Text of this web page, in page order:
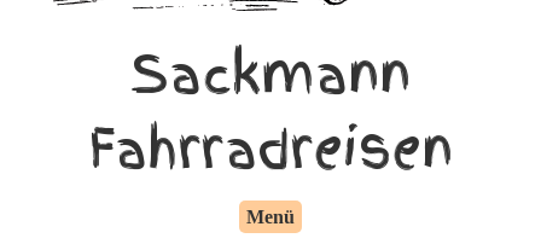
Sackmann
Fahrradreisen
Menü